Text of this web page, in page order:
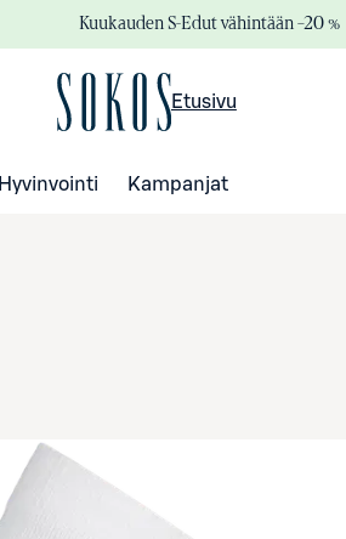
Kuukauden S-Edut vähintään –20 %
Etusivu
Hyvinvointi Kampanjat